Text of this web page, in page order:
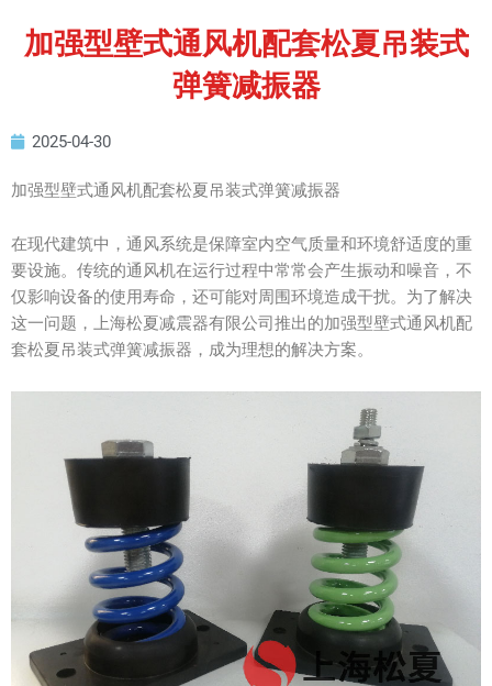
加强型壁式通风机配套松夏吊装式
弹簧减振器
2025-04-30
加强型壁式通风机配套松夏吊装式弹簧减振器
在现代建筑中，通风系统是保障室内空气质量和环境舒适度的重
要设施。传统的通风机在运行过程中常常会产生振动和噪音，不
仅影响设备的使用寿命，还可能对周围环境造成干扰。为了解决
这一问题，上海松夏减震器有限公司推出的加强型壁式通风机配
套松夏吊装式弹簧减振器，成为理想的解决方案。